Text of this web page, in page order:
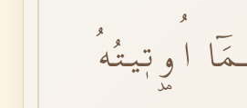
اُو۫تٖيتُهُ